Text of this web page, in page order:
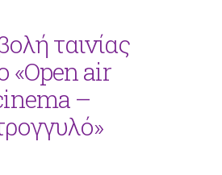
ταινίας
«Open air
–